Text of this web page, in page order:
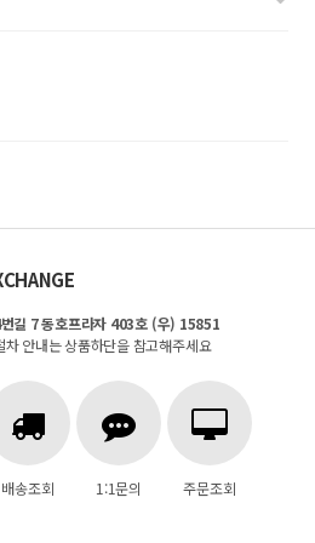
길 7 동호프라자 403호 (우) 15851
차 안내는 상품하단을 참고해주세요
배송조회 1:1문의 주문조회